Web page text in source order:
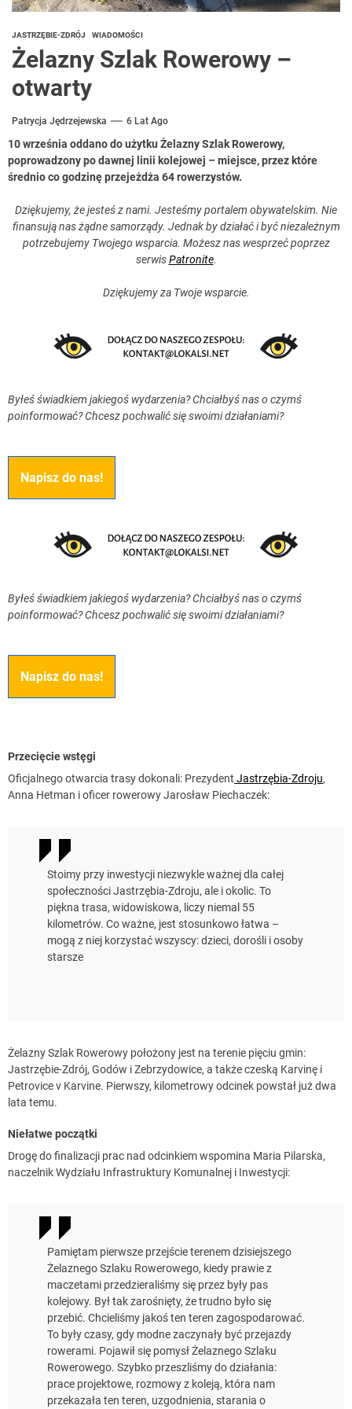
JASTRZĘBIE-ZDRÓJ WIADOMOŚCI
Żelazny Szlak Rowerowy –
otwarty
Patrycja Jędrzejewska 6 Lat Ago
10 września oddano do użytku Żelazny Szlak Rowerowy,
poprowadzony po dawnej linii kolejowej – miejsce, przez które
średnio co godzinę przejeżdża 64 rowerzystów.
Dziękujemy, że jesteś z nami. Jesteśmy portalem obywatelskim. Nie
finansują nas żądne samorządy. Jednak by działać i być niezależnym
potrzebujemy Twojego wsparcia. Możesz nas wesprzeć poprzez
serwisPatronite.
Dziękujemy za Twoje wsparcie.
Byłeś świadkiem jakiegoś wydarzenia? Chciałbyś nas o czymś
poinformować? Chcesz pochwalić się swoimi działaniami?
Napisz do nas!
Byłeś świadkiem jakiegoś wydarzenia? Chciałbyś nas o czymś
poinformować? Chcesz pochwalić się swoimi działaniami?
Napisz do nas!
Przecięcie wstęgi
Oficjalnego otwarcia trasy dokonali: Prezydent Jastrzębia-Zdroju,
Anna Hetman i oficer rowerowy Jarosław Piechaczek:
Stoimy przy inwestycji niezwykle ważnej dla całej
społeczności Jastrzębia-Zdroju, ale i okolic. To
piękna trasa, widowiskowa, liczy niemal 55
kilometrów. Co ważne, jest stosunkowo łatwa –
mogą z niej korzystać wszyscy: dzieci, dorośli i osoby
starsze
Żelazny Szlak Rowerowy położony jest na terenie pięciu gmin:
Jastrzębie-Zdrój, Godów i Zebrzydowice, a także czeską Karvinę i
Petrovice v Karvine. Pierwszy, kilometrowy odcinek powstał już dwa
lata temu.
Niełatwe początki
Drogę do finalizacji prac nad odcinkiem wspomina Maria Pilarska,
naczelnik Wydziału Infrastruktury Komunalnej i Inwestycji:
Pamiętam pierwsze przejście terenem dzisiejszego
Żelaznego Szlaku Rowerowego, kiedy prawie z
maczetami przedzieraliśmy się przez były pas
kolejowy. Był tak zarośnięty, że trudno było się
przebić. Chcieliśmy jakoś ten teren zagospodarować.
To były czasy, gdy modne zaczynały być przejazdy
rowerami. Pojawił się pomysł Żelaznego Szlaku
Rowerowego. Szybko przeszliśmy do działania:
prace projektowe, rozmowy z koleją, która nam
przekazała ten teren, uzgodnienia, starania o